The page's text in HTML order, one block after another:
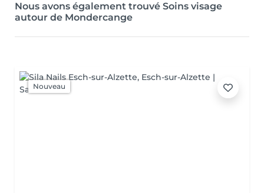
Nous avons également trouvé Soins visage
autour de Mondercange
Nouveau